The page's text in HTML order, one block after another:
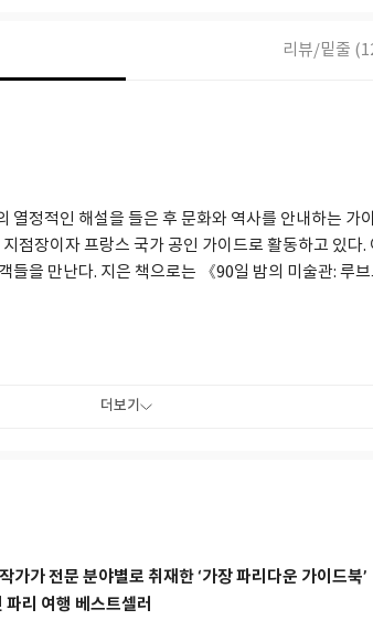
리뷰/밑줄
열정적인 해설을 들은 후 문화와 역사를 안내하는 가
점장이자 프랑스 국가 공인 가이드로 활동하고 있다.
들을 만난다. 지은 책으로는 《90일 밤의 미술관: 루
더보기
가가 전문 분야별로 취재한 ‘가장 파리다운 가이드북’
리 여행 베스트셀러